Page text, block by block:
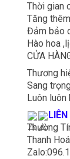
Thời gian
Tăng
Đảm bảo
Hào hoa
CỬA
Thương
Sang
Luôn
Thường
Thanh